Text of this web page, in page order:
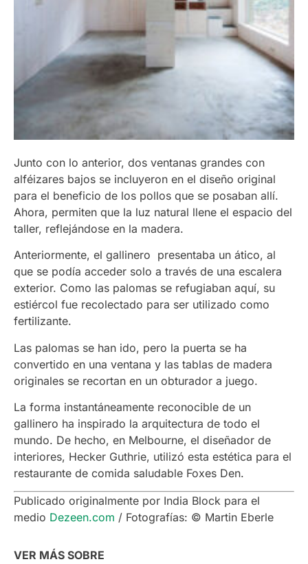
Junto con lo anterior, dos ventanas grandes con
alféizares bajos se incluyeron en el diseño original
para el beneficio de los pollos que se posaban allí.
Ahora, permiten que la luz natural llene el espacio del
taller, reflejándose en la madera.
Anteriormente, el gallinero presentaba un ático, al
que se podía acceder solo a través de una escalera
exterior. Como las palomas se refugiaban aquí, su
estiércol fue recolectado para ser utilizado como
fertilizante.
Las palomas se han ido, pero la puerta se ha
convertido en una ventana y las tablas de madera
originales se recortan en un obturador a juego.
La forma instantáneamente reconocible de un
gallinero ha inspirado la arquitectura de todo el
mundo. De hecho, en Melbourne, el diseñador de
interiores, Hecker Guthrie, utilizó esta estética para el
restaurante de comida saludable Foxes Den.
Publicado originalmente por India Block para el
medio Dezeen.com / Fotografías: © Martin Eberle
VER MÁS SOBRE